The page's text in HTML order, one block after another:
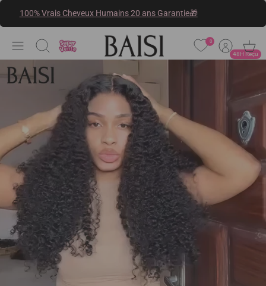
100% Vrais Cheveux Humains 20 ans Garantie🎁
Recherche 48H Reçu
0